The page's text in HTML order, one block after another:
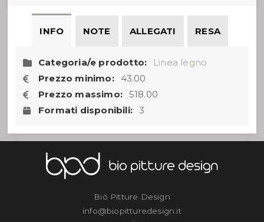
INFO
Categoria/e prodotto:
Linea legno
Prezzo minimo:
43.00
Prezzo massimo: 518.00
Formati disponibili: 3
NOTE ALLEGATI RESA
Bio Pitture Design
info@biopitturedesign.it